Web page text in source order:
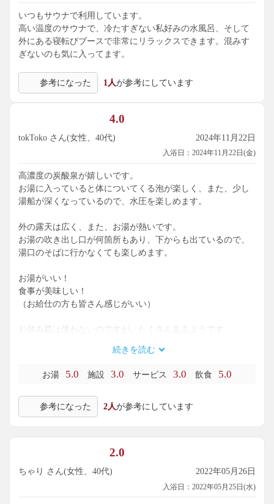
いつもサウナで利用しています。
高い温度のサウナで、冷たすぎない私好みの水風呂、そして
外にある寝転びブースで非常にリラックスできます。混みす
ぎないのも気に入ってます。
参考になった 1人が参考にしています
4.0
tokToko さん(女性、40代) 2024年11月22日
入浴日：2024年11月22日(金)
高濃度の炭酸泉が嬉しいです。
お湯に入っていると体についてくる泡が楽しく、また、少し
湯船が深くなっているので、水圧を楽しめます。
外の露天は広く、また、お湯が熱いです。
お湯の吹き出し口が何箇所もあり、下からも出ているので、
湯口のそばに行かなくても楽しめます。
お湯がいい！
食事が美味しい！
（お給仕の方も皆さん感じがいい）
お休み処は使わないのですが、たくさんあるようです。
（いつも日帰り入浴は靴箱＋脱衣所と100円玉を人数分✖️2は
最低持たないといけないので、ちょっと嬉しい。）
入り口に地物野菜を売っているのも、ほっこり感がありま
続きを読む
お湯 5.0 施設 3.0 サービス 3.0 飲食 5.0
参考になった 2人が参考にしています
2.0
ちゃり さん(女性、40代) 2022年05月26日
入浴日：2022年05月25日(水)